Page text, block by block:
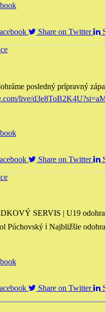
Share on Twitter
posledný prípravný
live/
Share on Twitter
SERVIS | U19
Púchovský ℹ️ Najbližšie
Share on Twitter